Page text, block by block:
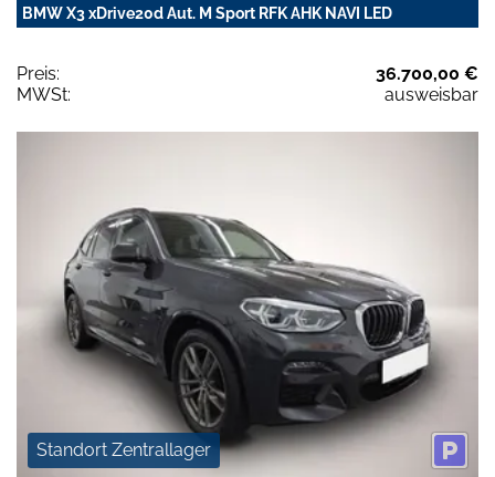
BMW X3 xDrive20d Aut. M Sport RFK AHK NAVI LED
Preis:
36.700,00 €
MWSt:
ausweisbar
Standort Zentrallager